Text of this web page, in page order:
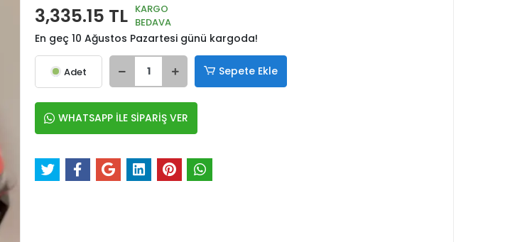
3,335.15 TL KARGO
BEDAVA
En geç 10 Ağustos Pazartesi günü kargoda!
Adet Sepete Ekle
WHATSAPP İLE SİPARİŞ VER